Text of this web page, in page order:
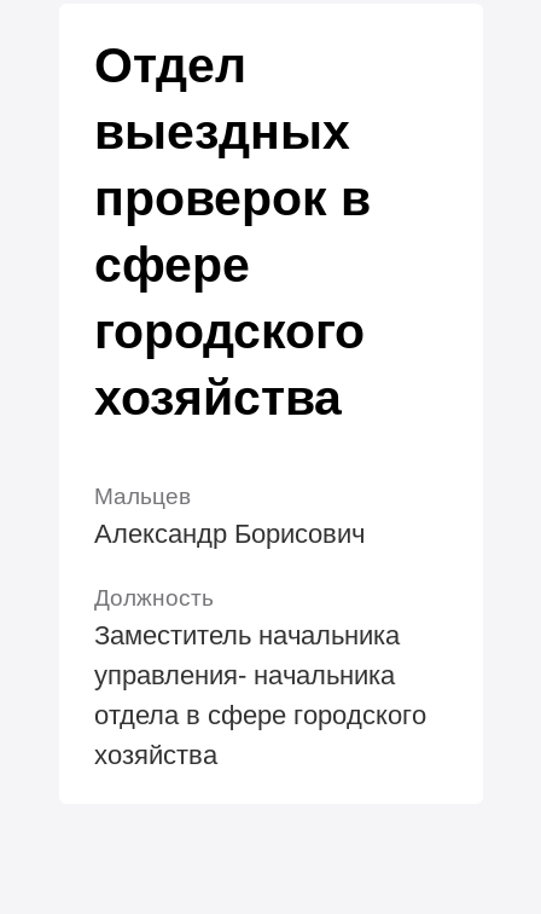
Отдел
выездных
проверок в
сфере
городского
хозяйства
Мальцев
Александр Борисович
Должность
Заместитель начальника
управления- начальника
отдела в сфере городского
хозяйства